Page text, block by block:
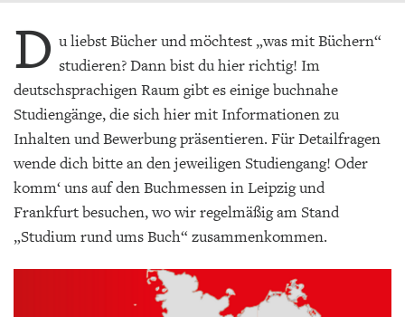
D u liebst Bücher und möchtest „was mit Büchern“
studieren? Dann bist du hier richtig! Im
deutschsprachigen Raum gibt es einige buchnahe
Studiengänge, die sich hier mit Informationen zu
Inhalten und Bewerbung präsentieren. Für Detailfragen
wende dich bitte an den jeweiligen Studiengang! Oder
komm‘ uns auf den Buchmessen in Leipzig und
Frankfurt besuchen, wo wir regelmäßig am Stand
„Studium rund ums Buch“ zusammenkommen.